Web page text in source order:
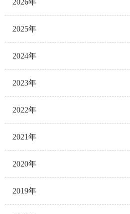
2026年
2025年
2024年
2023年
2022年
2021年
2020年
2019年